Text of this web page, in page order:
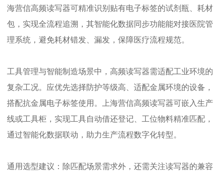
海营信高频读写器可精准识别贴有电子标签的试剂瓶、耗材
包，实现全流程追溯，其智能化数据同步功能能对接医院管
理系统，避免耗材错发、漏发，保障医疗流程规范。
工具管理与智能制造场景中，高频读写器需适配工业环境的
复杂工况。应优先选择防护等级高、适配金属环境的设备，
搭配抗金属电子标签使用。上海营信高频读写器可嵌入生产
线或工具柜，实现工具自动借还登记、工位物料精准匹配，
通过智能化数据联动，助力生产流程数字化转型。
通用选型建议：除匹配场景需求外，还需关注读写器的兼容